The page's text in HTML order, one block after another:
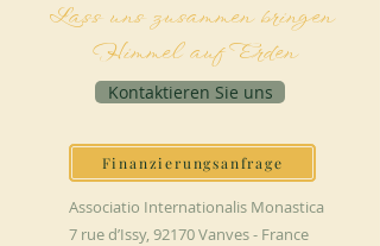
Lass uns zusammen bringen
Himmel auf Erden
Kontaktieren Sie uns
Finanzierungsanfrage
Associatio Internationalis Monastica
7 rue d’Issy, 92170 Vanves - France